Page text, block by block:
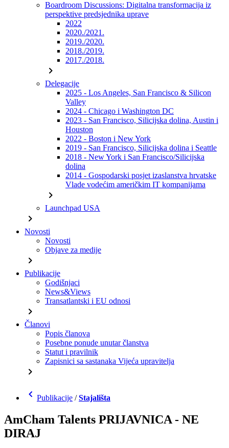
Boardroom Discussions: Digitalna transformacija iz
perspektive predsjednika uprave
2022
2020./2021.
2019./2020.
2018./2019.
2017./2018.
chevron_right
Delegacije
2025 - Los Angeles, San Francisco & Silicon
Valley
2024 - Chicago i Washington DC
2023 - San Francisco, Silicijska dolina, Austin i
Houston
2022 - Boston i New York
2019 - San Francisco, Silicijska dolina i Seattle
2018 - New York i San Francisco/Silicijska
dolina
2014 - Gospodarski posjet izaslanstva hrvatske
Vlade vodećim američkim IT kompanijama
chevron_right
Launchpad USA
chevron_right
Novosti
Novosti
Objave za medije
chevron_right
Publikacije
Godišnjaci
News&Views
Transatlantski i EU odnosi
chevron_right
Članovi
Popis članova
Posebne ponude unutar članstva
Statut i pravilnik
Zapisnici sa sastanaka Vijeća upravitelja
chevron_right
chevron_left Publikacije /Stajališta
AmCham Talents PRIJAVNICA - NE
DIRAJ